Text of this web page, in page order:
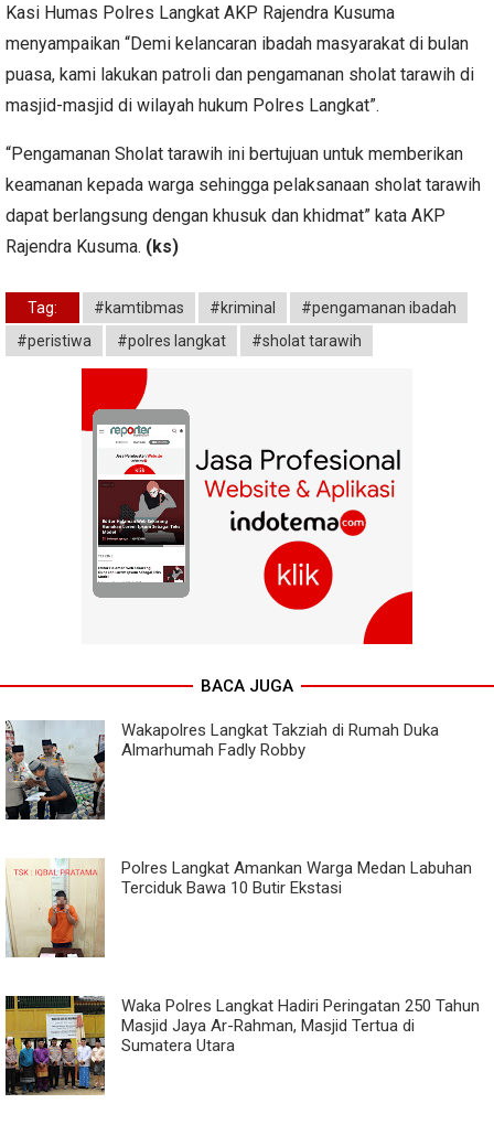
Kasi Humas Polres Langkat AKP Rajendra Kusuma
menyampaikan “Demi kelancaran ibadah masyarakat di bulan
puasa, kami lakukan patroli dan pengamanan sholat tarawih di
masjid-masjid di wilayah hukum Polres Langkat”.
“Pengamanan Sholat tarawih ini bertujuan untuk memberikan
keamanan kepada warga sehingga pelaksanaan sholat tarawih
dapat berlangsung dengan khusuk dan khidmat” kata AKP
Rajendra Kusuma. (ks)
Tag: #kamtibmas #kriminal
#pengamanan ibadah
#peristiwa
#polres langkat #sholat tarawih
BACA JUGA
Wakapolres Langkat Takziah di Rumah Duka
Almarhumah Fadly Robby
Polres Langkat Amankan Warga Medan Labuhan
Terciduk Bawa 10 Butir Ekstasi
Waka Polres Langkat Hadiri Peringatan 250 Tahun
Masjid Jaya Ar-Rahman, Masjid Tertua di
Sumatera Utara